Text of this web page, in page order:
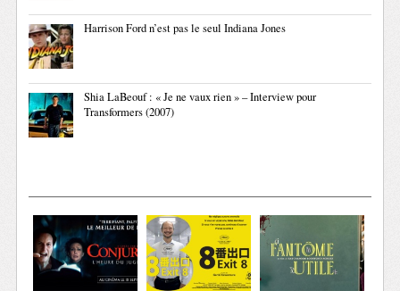
Harrison Ford n’est pas le seul Indiana Jones
Shia LaBeouf : « Je ne vaux rien » – Interview pour
Transformers (2007)